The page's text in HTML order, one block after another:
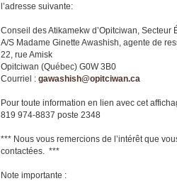
l’adresse suivante:
Conseil des Atikamekw d’Opitciwan, Secteur
A/S Madame Ginette Awashish, agente de
22, rue Amisk
Opitciwan (Québec) G0W 3B0
Courriel : gawashish@opitciwan.ca
Pour toute information en lien avec cet
819 974-8837 poste 2348
*** Nous vous remercions de l’intérêt que
contactées. ***
Note importante :